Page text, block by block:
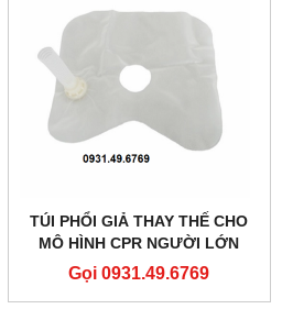
TÚI PHỔI GIẢ THAY THẾ CHO
MÔ HÌNH CPR NGƯỜI LỚN
Gọi 0931.49.6769